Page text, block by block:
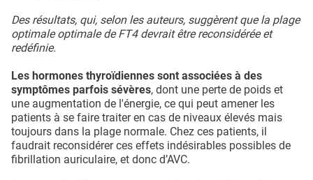
Des résultats, qui, selon les auteurs, suggèrent que la plage
optimale optimale de FT4 devrait être reconsidérée et
redéfinie.
Les hormones thyroïdiennes sont associées à des
symptômes parfois sévères, dont une perte de poids et
une augmentation de l'énergie, ce qui peut amener les
patients à se faire traiter en cas de niveaux élevés mais
toujours dans la plage normale. Chez ces patients, il
faudrait reconsidérer ces effets indésirables possibles de
fibrillation auriculaire, et donc d’AVC.